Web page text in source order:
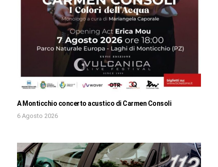
A Monticchio concerto acustico di Carmen Consoli
6 Agosto 2026